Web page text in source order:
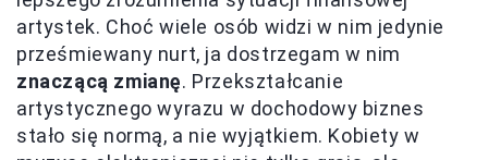
artystek. Choć wiele osób widzi w nim jedynie
prześmiewany nurt, ja dostrzegam w nim
znaczącą zmianę. Przekształcanie
artystycznego wyrazu w dochodowy biznes
stało się normą, a nie wyjątkiem. Kobiety w